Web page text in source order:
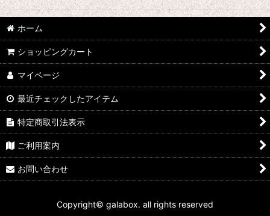
ホーム
ショッピングカート
マイページ
最近チェックしたアイテム
特定商取引法表示
ご利用案内
お問い合わせ
Copyright© galabox. all rights reserved